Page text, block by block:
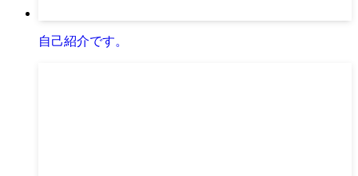
自己紹介です。